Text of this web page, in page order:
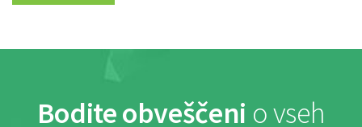
Bodite obveščeni o vseh